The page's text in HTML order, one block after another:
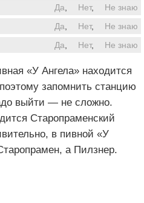
Да Нет,
Не знаю
Да Нет,
Не знаю
Да Нет, Не знаю
«У Ангела» находится
запомнить станцию
выйти — не сложно.
Старопраменский
в пивной «У
а Пилзнер.